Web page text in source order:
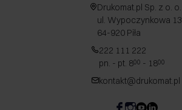
Drukomat.pl Sp. z o. o.
ul. Wypoczynkowa 13
64-920 Piła
222 111 222
pn. - pt. 800 - 1800
kontakt@drukomat.pl